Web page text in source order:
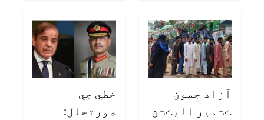
آزاد جمون
ڪشمير اليڪشن
خطي جي
صورتحال: